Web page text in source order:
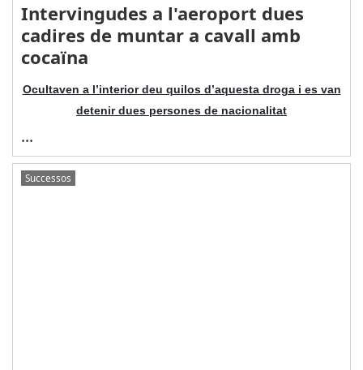
Intervingudes a l'aeroport dues
cadires de muntar a cavall amb
cocaïna
Ocultaven a l’interior deu quilos d’aquesta droga i es van
detenir dues persones de nacionalitat
...
Successos